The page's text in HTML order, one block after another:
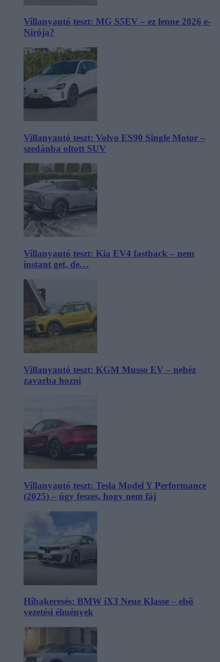
Villanyautó teszt: MG S5EV – ez lenne 2026 e-
Nirója?
Villanyautó teszt: Volvo ES90 Single Motor –
szedánba oltott SUV
Villanyautó teszt: Kia EV4 fastback – nem
instant get, de…
Villanyautó teszt: KGM Musso EV – nehéz
zavarba hozni
Villanyautó teszt: Tesla Model Y Performance
(2025) – úgy feszes, hogy nem fáj
Hibakeresés: BMW iX3 Neue Klasse – első
vezetési élmények